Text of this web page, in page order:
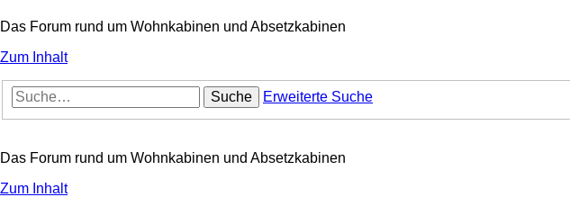
Das Forum rund um Wohnkabinen und Absetzkabinen
Zum Inhalt
Suche Erweiterte Suche
Das Forum rund um Wohnkabinen und Absetzkabinen
Zum Inhalt